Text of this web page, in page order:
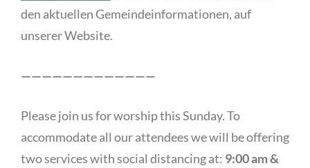
den aktuellen Gemeindeinformationen, auf
unserer Website.
—————————————
Please join us for worship this Sunday. To
accommodate all our attendees we will be offering
two services with social distancing at: 9:00 am &